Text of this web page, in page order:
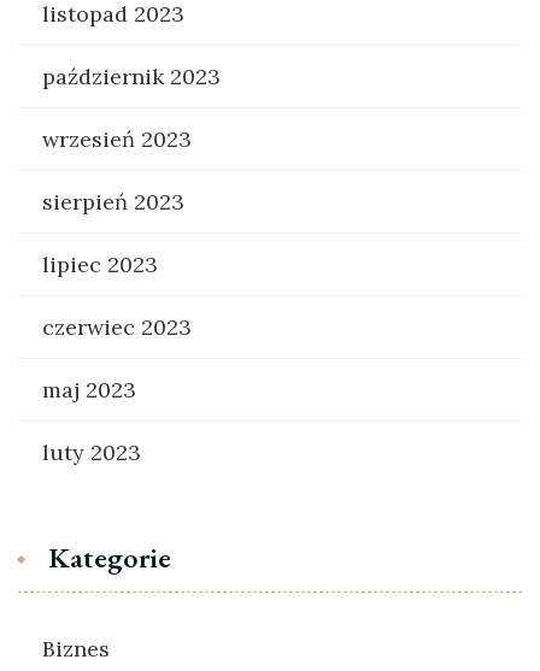
listopad 2023
październik 2023
wrzesień 2023
sierpień 2023
lipiec 2023
czerwiec 2023
maj 2023
luty 2023
Kategorie
Biznes